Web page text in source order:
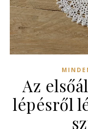
Az
lépésről